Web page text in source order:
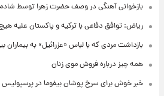
بازخوانی آهنگی در وصف حضرت زهرا توسط
ریاض: توافق دفاعی با ترکیه و پاکستان علیه
بازداشت مردی که با لباس «عزرائیل» به بیماران
همه چیز درباره فروش موی زنان
خبر خوش برای سرخ پوشان بیفوما در